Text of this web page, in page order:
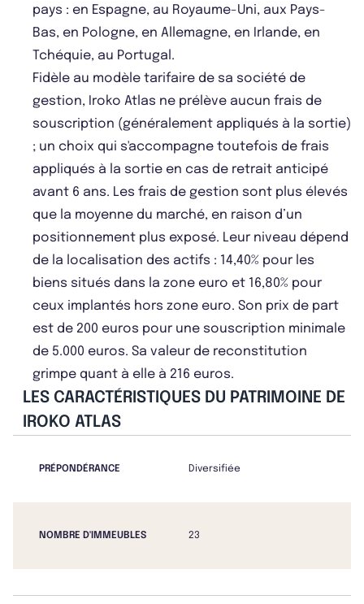
pays : en Espagne, au Royaume-Uni, aux Pays-
Bas, en Pologne, en Allemagne, en Irlande, en
Tchéquie, au Portugal.
Fidèle au modèle tarifaire de sa société de
gestion, Iroko Atlas ne prélève aucun frais de
souscription (généralement appliqués à la sortie)
; un choix qui s'accompagne toutefois de frais
appliqués à la sortie en cas de retrait anticipé
avant 6 ans. Les frais de gestion sont plus élevés
que la moyenne du marché, en raison d’un
positionnement plus exposé. Leur niveau dépend
de la localisation des actifs : 14,40% pour les
biens situés dans la zone euro et 16,80% pour
ceux implantés hors zone euro. Son prix de part
est de 200 euros pour une souscription minimale
de 5.000 euros. Sa valeur de reconstitution
grimpe quant à elle à 216 euros.
LES CARACTÉRISTIQUES DU PATRIMOINE DE
IROKO ATLAS
PRÉPONDÉRANCE Diversifiée
NOMBRE D'IMMEUBLES 23